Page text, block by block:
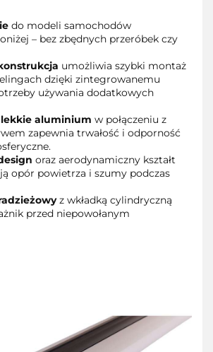
do modeli samochodów
– bez zbędnych przeróbek czy
umożliwia szybki montaż
dzięki zintegrowanemu
używania dodatkowych
lekkie aluminium w połączeniu z
zapewnia trwałość i odporność
oraz aerodynamiczny kształt
opór powietrza i szumy podczas
z wkładką cylindryczną
przed niepowołanym